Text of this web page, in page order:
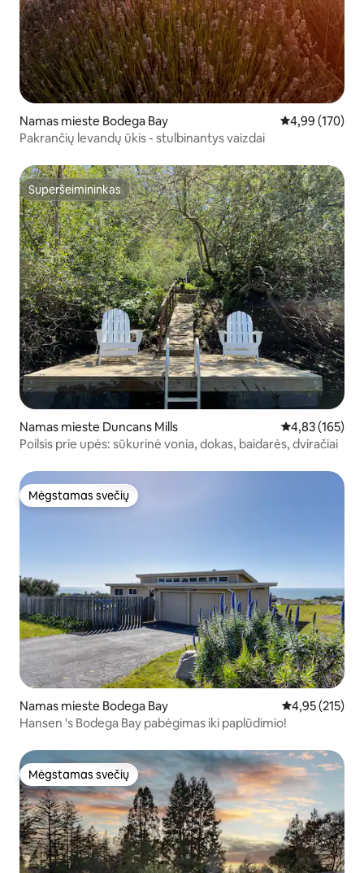
Namas mieste Bodega Bay Vidutinis
4,99 (170)
Pakrančių levandų ūkis - stulbinantys vaizdai
Superšeimininkas
Superšeimininkas
Namas mieste Duncans Mills Vidutinis
4,83 (165)
Poilsis prie upės: sūkurinė vonia, dokas, baidarės, dviračiai
Mėgstamas svečių
Mėgstamas svečių
Namas mieste Bodega Bay Vidutinis
4,95 (215)
Hansen 's Bodega Bay pabėgimas iki paplūdimio!
Mėgstamas svečių
Mėgstamas svečių